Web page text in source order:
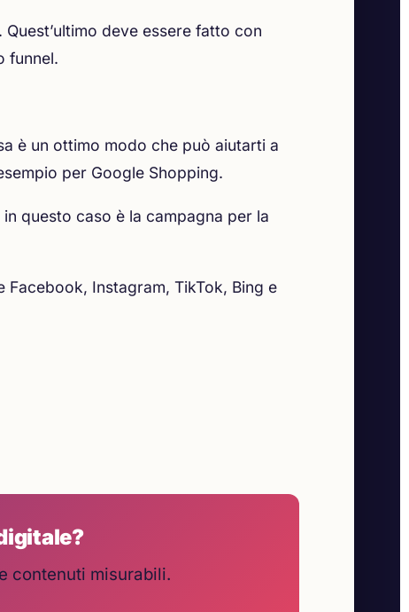
deve essere fatto con
funnel.
è un ottimo modo che può aiutarti a
per Google Shopping.
questo caso è la campagna per la
Instagram, TikTok, Bing e
contenuti misurabili.